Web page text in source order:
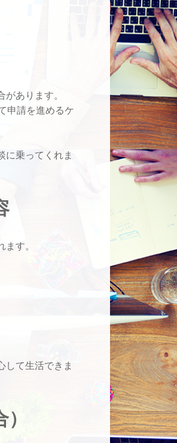
あります。
申請を進めるケ
に乗ってくれま
す。
して生活できま